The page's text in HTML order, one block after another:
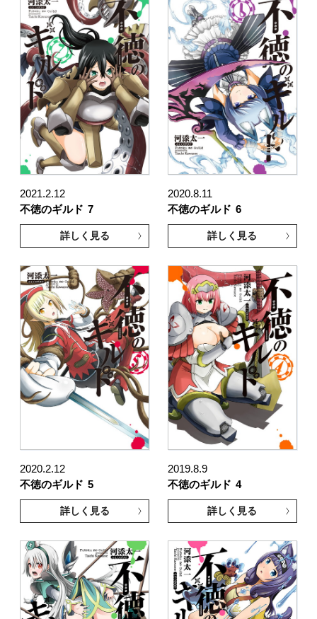
2021.2.12
不徳のギルド 7
詳しく見る
2020.8.11
不徳のギルド 6
詳しく見る
2020.2.12
不徳のギルド 5
詳しく見る
2019.8.9
不徳のギルド 4
詳しく見る